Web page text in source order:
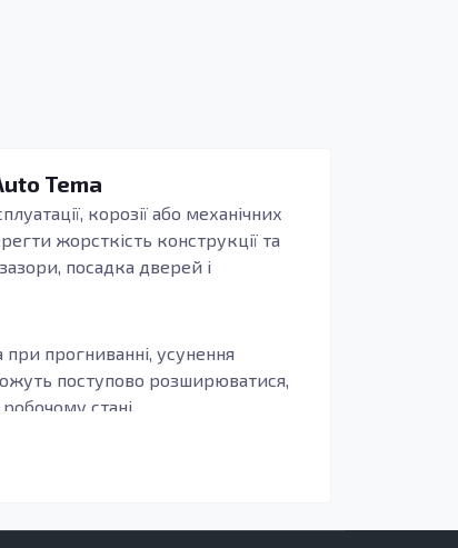
Tema
корозії або механічних
жорсткість конструкції та
посадка дверей і
при прогниванні, усунення
поступово розширюватися,
стані.
деталь повторювала заводські